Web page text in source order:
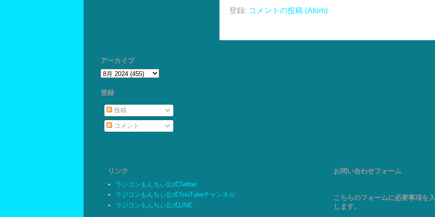
登録: コメントの投稿 (Atom)
アーカイブ
登録
投稿
コメント
リンク
ラジコンもんちぃ公式Twitter
ラジコンもんちぃ公式YouTubeチャンネル
ラジコンもんちぃ公式LINE
お問い合わせフォーム
こちらのフォームに必要事項を
します。